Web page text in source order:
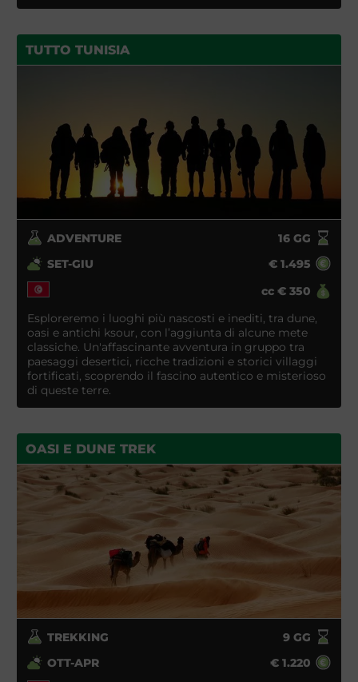
TUTTO TUNISIA
ADVENTURE 16GG
SET-GIU
€ 1.495
cc € 350
Esploreremo i luoghi più nascosti e inediti, tra dune,
oasi e antichi ksour, con l’aggiunta di alcune mete
classiche. Un'affascinante avventura in gruppo tra
paesaggi desertici, ricche tradizioni e storici villaggi
fortificati, scoprendo il fascino autentico e misterioso
di queste terre.
OASI E DUNE TREK
TREKKING 9GG
OTT-APR
€ 1.220